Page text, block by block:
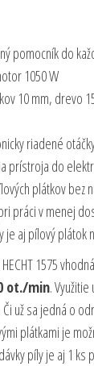
pomocník do
1050 W
10 mm, drevo
riadené
prístroja do
plátkov bez
práci v menej
je aj pílový plátok
1575
ot./min.
už sa jedná o
plátkami je
píly je aj 1